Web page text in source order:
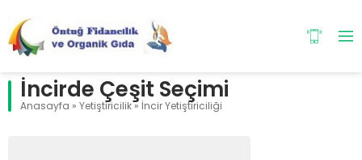
İncirde Çeşit Seçimi
Anasayfa » Yetiştiricilik » İncir Yetiştiriciliği